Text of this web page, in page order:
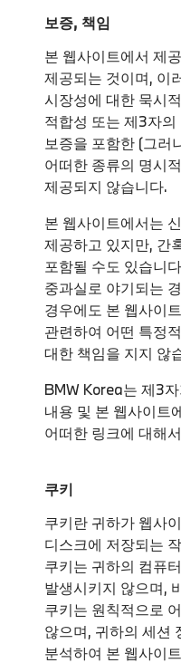
보증, 책임
본 웹사이트에서 제
제공되는 것이며, 이
시장성에 대한 묵시
적합성 또는 제3자
보증을 포함한 (그러
어떠한 종류의 명시
제공되지 않습니다.
본 웹사이트에서는
제공하고 있지만, 간
포함될 수도 있습니
중과실로 야기되는
경우에도 본 웹사이
관련하여 어떤 특정
대한 책임을 지지 않
BMW Korea는 제3
내용 및 본 웹사이트
어떠한 링크에 대해
쿠키
쿠키란 귀하가 웹사
디스크에 저장되는
쿠키는 귀하의 컴퓨
발생시키지 않으며,
쿠키는 원칙적으로
않으며, 귀하의 세션
분석하여 본 웹사이